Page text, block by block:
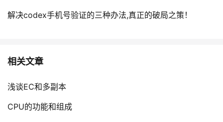
解决codex手机号验证的三种办法,真正的破局之策！
相关文章
浅谈EC和多副本
CPU的功能和组成